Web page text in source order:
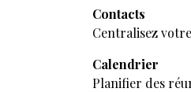
Contacts
Centralisez
Calendrier
Planifier des